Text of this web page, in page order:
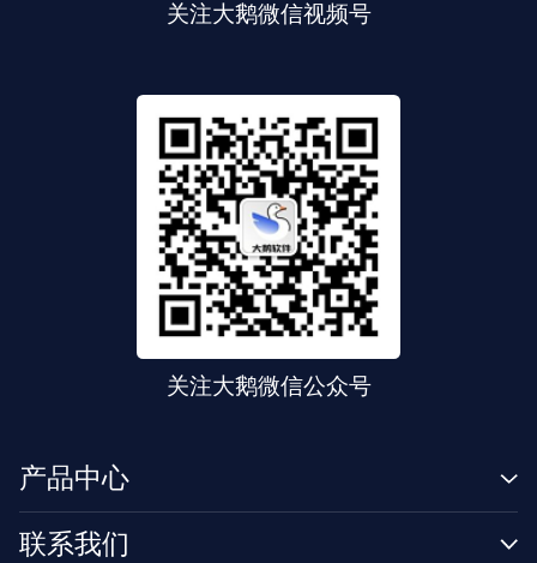
关注大鹅微信视频号
关注大鹅微信公众号
产品中心
联系我们